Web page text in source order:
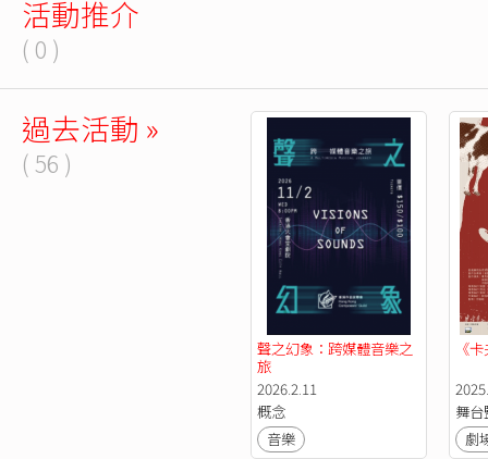
活動推介
( 0 )
過去活動 »
( 56 )
聲之幻象：跨媒體音樂之
旅
2026.2.11
概念
音樂
《
舞台
劇